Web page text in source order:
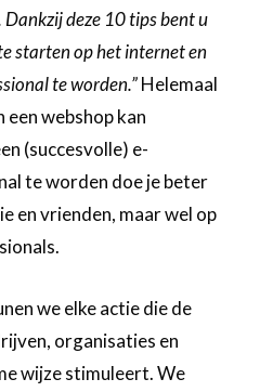
deze 10 tips bent u
starten op het internet en
te worden.”Helemaal
webshop kan
(succesvolle) e-
te worden doe je beter
en vrienden, maar wel op
we elke actie die de
organisaties en
wijze stimuleert. We